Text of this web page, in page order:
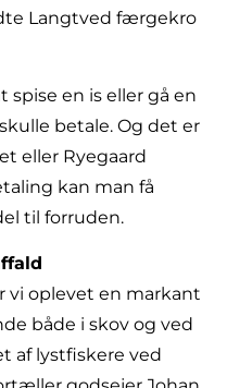
Langtved færgekro
spise en is eller gå en
betale. Og det er
eller Ryegaard
kan man få
til forruden.
vi oplevet en markant
både i skov og ved
af lystfiskere ved